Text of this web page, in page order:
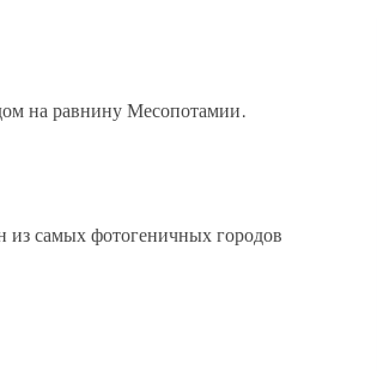
на равнину Месопотамии.
из самых фотогеничных городов